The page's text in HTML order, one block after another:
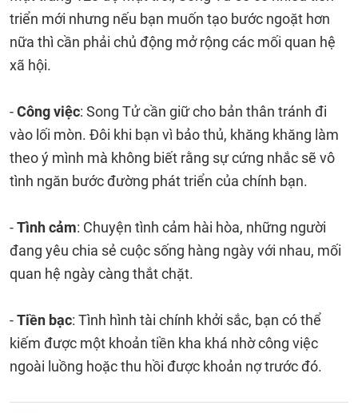
triển mới nhưng nếu bạn muốn tạo bước ngoặt hơn
nữa thì cần phải chủ động mở rộng các mối quan hệ
xã hội.
-Công việc: Song Tử cần giữ cho bản thân tránh đi
vào lối mòn. Đôi khi bạn vì bảo thủ, khăng khăng làm
theo ý mình mà không biết rằng sự cứng nhắc sẽ vô
tình ngăn bước đường phát triển của chính bạn.
-Tình cảm: Chuyện tình cảm hài hòa, những người
đang yêu chia sẻ cuộc sống hàng ngày với nhau, mối
quan hệ ngày càng thắt chặt.
-Tiền bạc: Tình hình tài chính khởi sắc, bạn có thể
kiếm được một khoản tiền kha khá nhờ công việc
ngoài luồng hoặc thu hồi được khoản nợ trước đó.